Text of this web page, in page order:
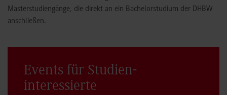
Masterstudiengänge, die direkt an ein Bachelorstudium der DHBW
anschließen.
Events für Studien­
interessierte